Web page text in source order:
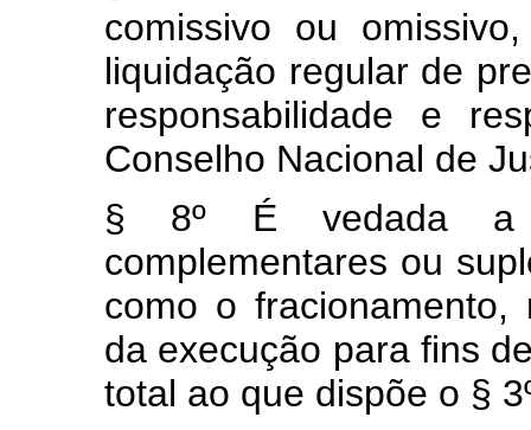
comissivo ou
liquidação regular de
responsabilidade e
Conselho Nacional de
§ 8º É vedada a
complementares ou
como o
da execução para fins
total ao que dispõe o §